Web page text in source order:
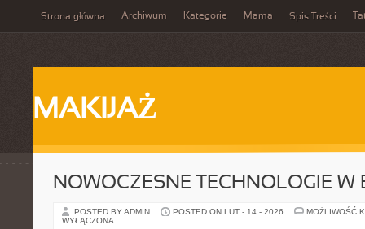
Strona główna Archiwum Kategorie Mama Spis Treści
MAKIJAŻ
NOWOCZESNE TECHNOLOGIE W
POSTED BY ADMIN POSTED ON LUT - 14 - 2026
MOŻLIWOŚĆ
WYŁĄCZONA